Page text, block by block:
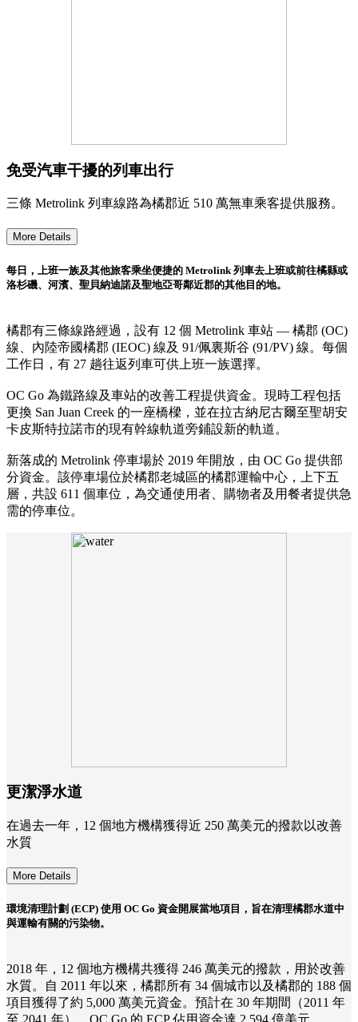
免受汽車干擾的列車出行
三條 Metrolink 列車線路為橘郡近 510 萬無車乘客提供服務。
More Details
每日，上班一族及其他旅客乘坐便捷的 Metrolink 列車去上班或前往橘縣或
洛杉磯、河濱、聖貝納迪諾及聖地亞哥鄰近郡的其他目的地。
橘郡有三條線路經過，設有 12 個 Metrolink 車站 — 橘郡 (OC)
線、內陸帝國橘郡 (IEOC) 線及 91/佩裏斯谷 (91/PV) 線。每個
工作日，有 27 趟往返列車可供上班一族選擇。
OC Go 為鐵路線及車站的改善工程提供資金。現時工程包括
更換 San Juan Creek 的一座橋樑，並在拉古納尼古爾至聖胡安
卡皮斯特拉諾市的現有幹線軌道旁鋪設新的軌道。
新落成的 Metrolink 停車場於 2019 年開放，由 OC Go 提供部
分資金。該停車場位於橘郡老城區的橘郡運輸中心，上下五
層，共設 611 個車位，為交通使用者、購物者及用餐者提供急
需的停車位。
更潔淨水道
在過去一年，12 個地方機構獲得近 250 萬美元的撥款以改善
水質
More Details
環境清理計劃 (ECP) 使用 OC Go 資金開展當地項目，旨在清理橘郡水道中
與運輸有關的污染物。
2018 年，12 個地方機構共獲得 246 萬美元的撥款，用於改善
水質。自 2011 年以來，橘郡所有 34 個城市以及橘郡的 188 個
項目獲得了約 5,000 萬美元資金。預計在 30 年期間（2011 年